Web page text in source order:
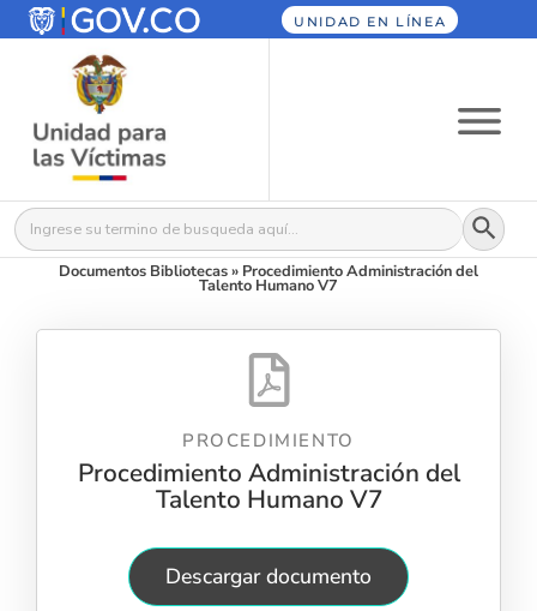
UNIDAD EN LÍNEA
Buscar: Botón
Documentos Bibliotecas» Procedimiento Administración del
Talento Humano V7
PROCEDIMIENTO
Procedimiento Administración del
Talento Humano V7
Descargar documento